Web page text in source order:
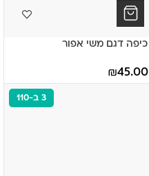
כיפה דגם משי אפור
45.00
₪
3 ב-110